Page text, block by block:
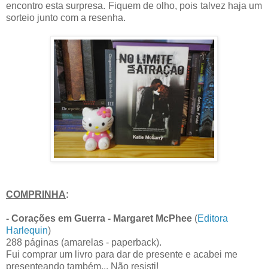
encontro esta surpresa. Fiquem de olho, pois talvez haja um
sorteio junto com a resenha.
COMPRINHA:
- Corações em Guerra - Margaret McPhee (Editora
Harlequin)
288 páginas (amarelas - paperback).
Fui comprar um livro para dar de presente e acabei me
presenteando também... Não resisti!